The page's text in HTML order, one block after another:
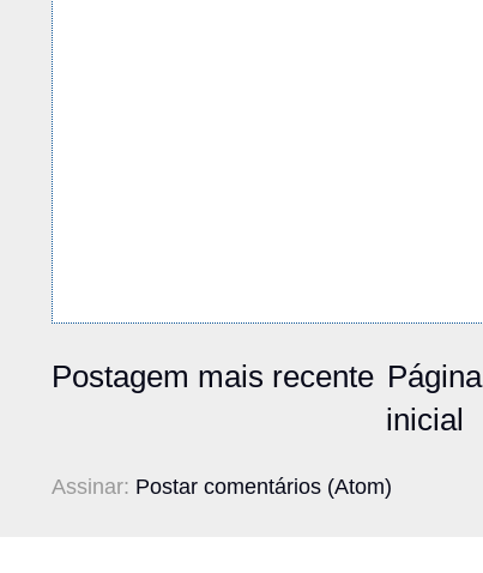
Postagem mais recente Página
inicial
Assinar: Postar comentários (Atom)